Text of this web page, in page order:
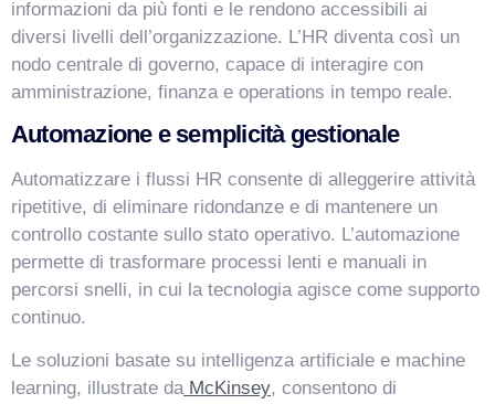
informazioni da più fonti e le rendono accessibili ai
diversi livelli dell’organizzazione. L’HR diventa così un
nodo centrale di governo, capace di interagire con
amministrazione, finanza e operations in tempo reale.
Automazione e semplicità gestionale
Automatizzare i flussi HR consente di alleggerire attività
ripetitive, di eliminare ridondanze e di mantenere un
controllo costante sullo stato operativo. L’automazione
permette di trasformare processi lenti e manuali in
percorsi snelli, in cui la tecnologia agisce come supporto
continuo.
Le soluzioni basate su intelligenza artificiale e machine
learning, illustrate da McKinsey, consentono di